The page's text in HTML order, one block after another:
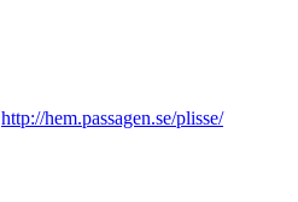
http://hem.passagen.se/plisse/